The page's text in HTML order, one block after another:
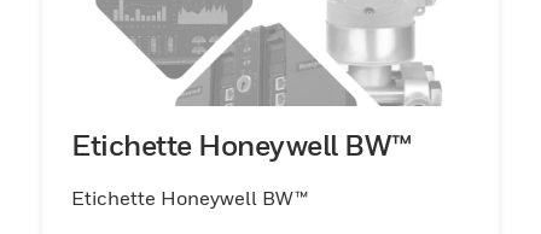
Etichette Honeywell BW™
Etichette Honeywell BW™